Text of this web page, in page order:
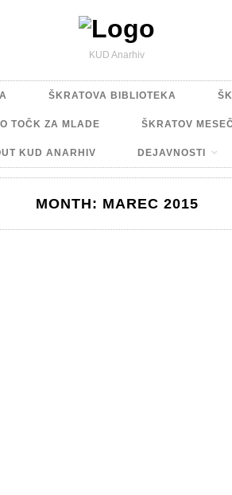
KUD Anarhiv
ŠKRATOVA BIBLIOTEKA
TOČK ZA MLADE ŠKRATOV
KUD ANARHIV DEJAVNOSTI
MONTH: MAREC 2015